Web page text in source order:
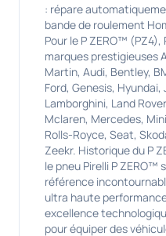
: répare
bande de roulement
Pour le P ZERO™
marques prestigieuses
Martin, Audi, Bentley,
Ford, Genesis, Hyundai,
Lamborghini, Land
Mclaren, Mercedes,
Rolls-Royce, Seat,
Zeekr. Historique du P
le pneu Pirelli P ZERO™
référence
ultra haute
excellence
pour équiper des